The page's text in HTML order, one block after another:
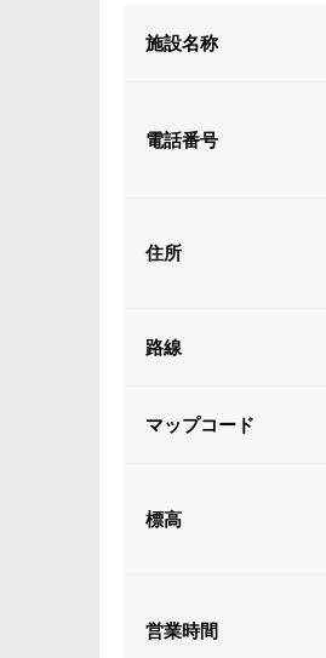
施設名称
電話番号
住所
路線
マップコード
標高
営業時間